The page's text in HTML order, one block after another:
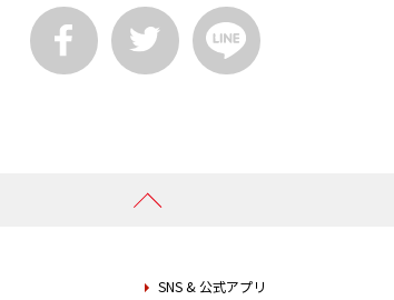
SNS & 公式アプリ